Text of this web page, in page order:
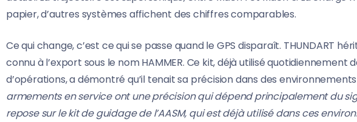
papier, d’autres systèmes affichent des chiffres comparables.
Ce qui change, c’est ce qui se passe quand le GPS disparaît. THUNDART
connu à l’export sous le nom HAMMER. Ce kit, déjà utilisé quotidiennement
d’opérations, a démontré qu’il tenait sa précision dans des
armements en service ont une précision qui dépend principalement du
repose sur le kit de guidage de l’AASM, qui est déjà utilisé dans ces